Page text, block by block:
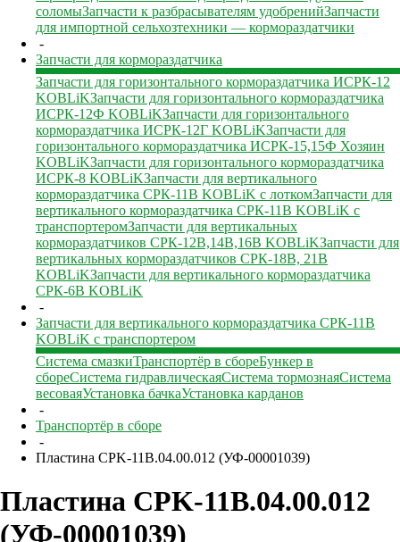
соломыЗапчасти к разбрасывателям удобренийЗапчасти
для импортной сельхозтехники — кормораздатчики
-
Запчасти для кормораздатчика
Запчасти для горизонтального кормораздатчика ИСРК-12
KOBLiKЗапчасти для горизонтального кормораздатчика
ИСРК-12Ф KOBLiKЗапчасти для горизонтального
кормораздатчика ИСРК-12Г KOBLiKЗапчасти для
горизонтального кормораздатчика ИСРК-15,15Ф Хозяин
KOBLiKЗапчасти для горизонтального кормораздатчика
ИСРК-8 KOBLiKЗапчасти для вертикального
кормораздатчика СРК-11В KOBLiK с лоткомЗапчасти для
вертикального кормораздатчика СРК-11В KOBLiK с
транспортеромЗапчасти для вертикальных
кормораздатчиков СРК-12В,14В,16В KOBLiKЗапчасти для
вертикальных кормораздатчиков СРК-18В, 21В
KOBLiKЗапчасти для вертикального кормораздатчика
СРК-6В KOBLiK
-
Запчасти для вертикального кормораздатчика СРК-11В
KOBLiK с транспортером
Система смазкиТранспортёр в сбореБункер в
сбореСистема гидравлическаяСистема тормознаяСистема
весоваяУстановка бачкаУстановка карданов
-
Транспортёр в сборе
-
Пластина CPK-11B.04.00.012 (УФ-00001039)
Пластина CPK-11B.04.00.012
(УФ-00001039)